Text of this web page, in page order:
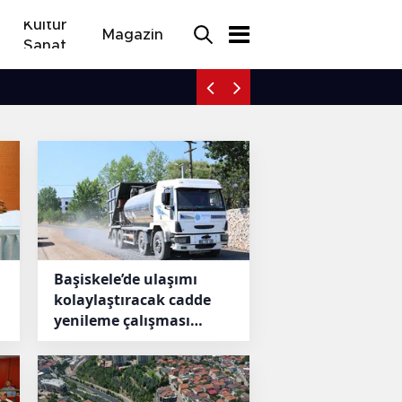
Kültür
Sanat
Magazin
deposu
Başiskele’de ulaşımı
kolaylaştıracak cadde
yenileme çalışması
başlıyor